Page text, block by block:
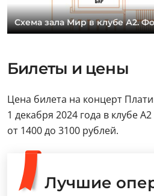
Схема зала Мир в клубе А2.
Билеты и цены
Цена билета на концерт
1 декабря 2024 года в клубе
от 1400 до 3100 рублей.
Лучшие